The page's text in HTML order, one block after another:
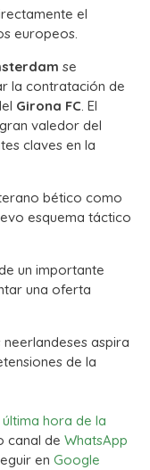
el
europeos.
se
la contratación de
Girona FC. El
valedor del
claves en la
bético como
esquema táctico
un importante
una oferta
aspira
de la
última hora de la
canal de WhatsApp
en Google